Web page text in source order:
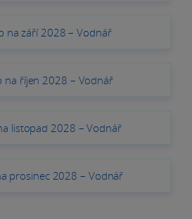
na září 2028 – Vodnář
na říjen 2028 – Vodnář
listopad 2028 – Vodnář
prosinec 2028 – Vodnář